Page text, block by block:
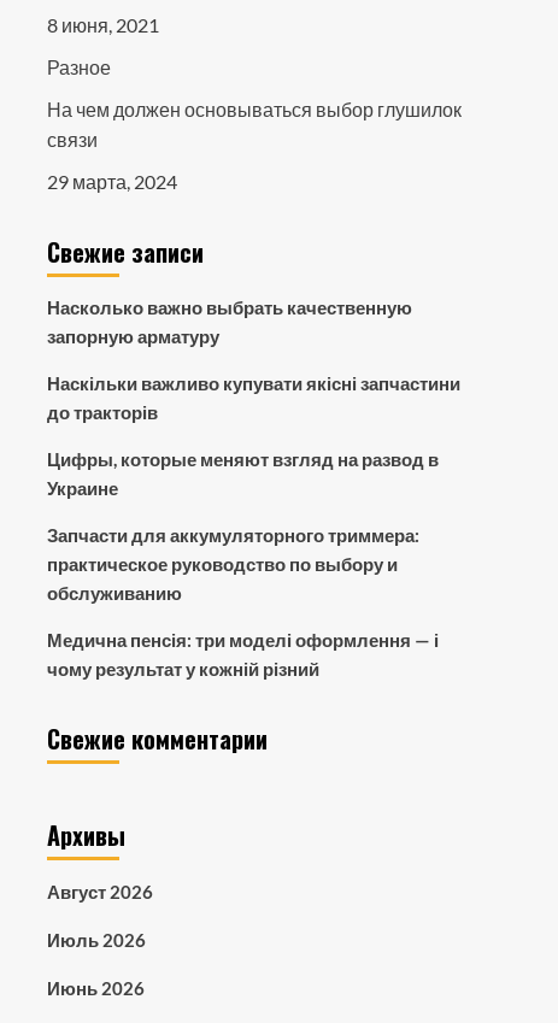
8 июня, 2021
Разное
На чем должен основываться выбор глушилок
связи
29 марта, 2024
Свежие записи
Насколько важно выбрать качественную
запорную арматуру
Наскільки важливо купувати якісні запчастини
до тракторів
Цифры, которые меняют взгляд на развод в
Украине
Запчасти для аккумуляторного триммера:
практическое руководство по выбору и
обслуживанию
Медична пенсія: три моделі оформлення — і
чому результат у кожній різний
Свежие комментарии
Архивы
Август 2026
Июль 2026
Июнь 2026